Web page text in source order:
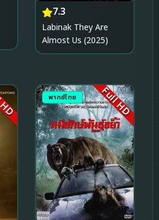
7.3
Labinak They Are
Almost Us (2025)
พากย์ไทย Full HD